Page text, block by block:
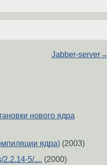
Jabber-server→
нового ядра
ядра)(2003)
5/.... (2000)